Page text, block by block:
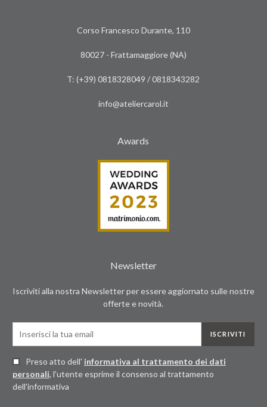
Corso Francesco Durante, 110
80027 - Frattamaggiore (NA)
T: (+39)0818328049/0818343282
info@ateliercarol.it
Awards
Newsletter
Iscriviti alla nostra Newsletter per essere aggiornato sulle nostre
offerte e novità.
ISCRIVITI
Preso atto dell' informativa al trattamento dei dati
personali, l'utente esprime il consenso al trattamento
dell'informativa